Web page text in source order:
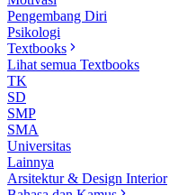
Pengembang Diri
Psikologi
Textbooks
Lihat semua Textbooks
TK
SD
SMP
SMA
Universitas
Lainnya
Arsitektur & Design Interior